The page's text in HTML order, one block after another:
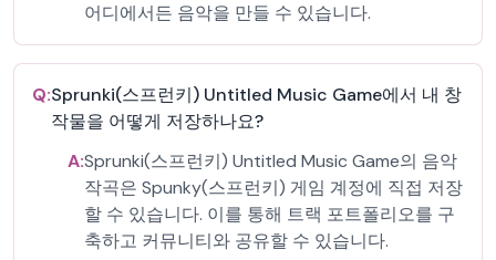
어디에서든 음악을 만들 수 있습니다.
Q:Sprunki(스프런키) Untitled Music Game에서 내 창
작물을 어떻게 저장하나요?
A:Sprunki(스프런키) Untitled Music Game의 음악
작곡은 Spunky(스프런키) 게임 계정에 직접 저장
할 수 있습니다. 이를 통해 트랙 포트폴리오를 구
축하고 커뮤니티와 공유할 수 있습니다.